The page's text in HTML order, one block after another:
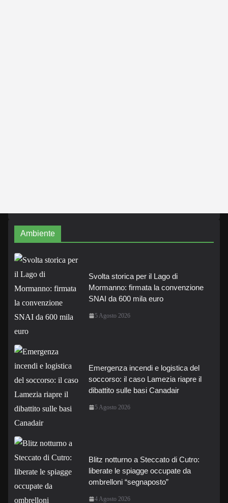
Ambiente
Svolta storica per il Lago di
Mormanno: firmata la convenzione
SNAI da 600 mila euro
5 Agosto 2026
Emergenza incendi e logistica del
soccorso: il caso Lamezia riapre il
dibattito sulle basi Canadair
5 Agosto 2026
Blitz notturno a Steccato di Cutro:
liberate le spiagge occupate da
ombrelloni “segnaposto”
4 Agosto 2026